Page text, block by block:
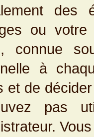
ou
connue
à
et de
pas